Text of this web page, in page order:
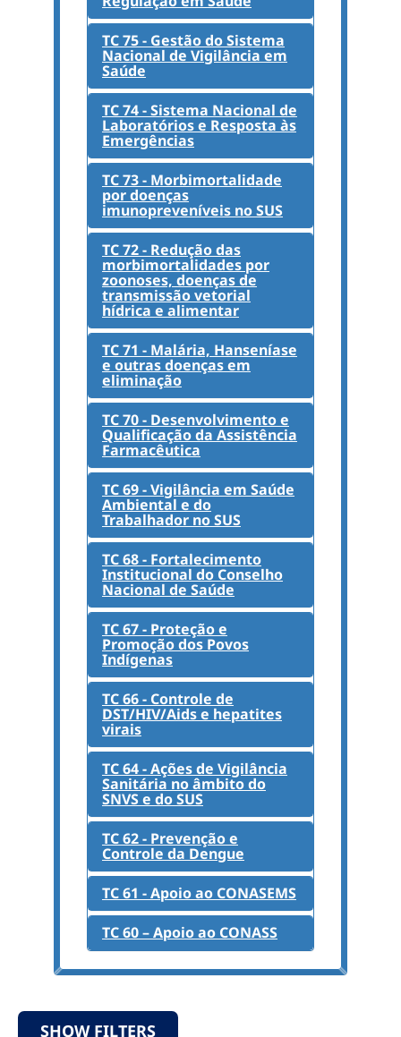
TC 75 - Gestão do Sistema
Nacional de Vigilância em
Saúde
TC 74 - Sistema Nacional de
Laboratórios e Resposta às
Emergências
TC 73 - Morbimortalidade
por doenças
imunopreveníveis no SUS
TC 72 - Redução das
morbimortalidades por
zoonoses, doenças de
transmissão vetorial
hídrica e alimentar
TC 71 - Malária, Hanseníase
e outras doenças em
eliminação
TC 70 - Desenvolvimento e
Qualificação da Assistência
Farmacêutica
TC 69 - Vigilância em Saúde
Ambiental e do
Trabalhador no SUS
TC 68 - Fortalecimento
Institucional do Conselho
Nacional de Saúde
TC 67 - Proteção e
Promoção dos Povos
Indígenas
TC 66 - Controle de
DST/HIV/Aids e hepatites
virais
TC 64 - Ações de Vigilância
Sanitária no âmbito do
SNVS e do SUS
TC 62 - Prevenção e
Controle da Dengue
TC 61 - Apoio ao CONASEMS
TC 60 – Apoio ao CONASS
SHOW FILTERS